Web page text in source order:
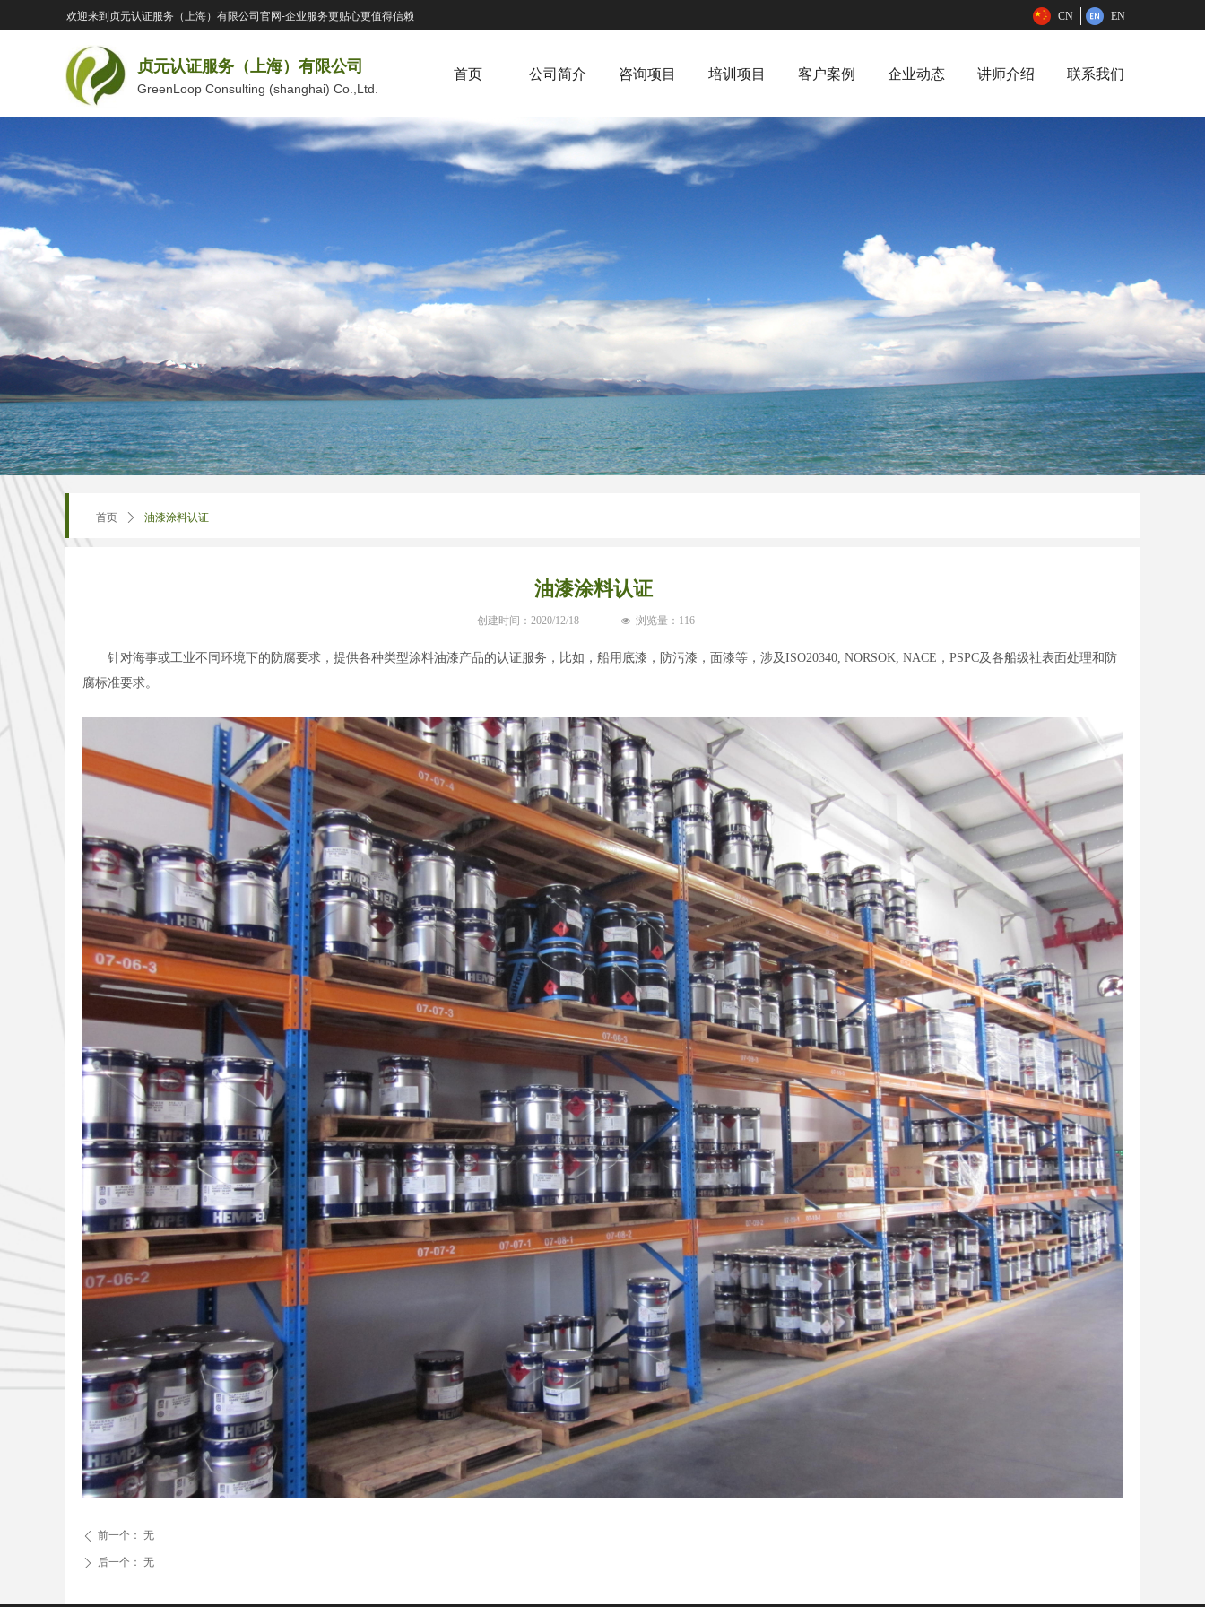
贞元认证服务（上海）有限公司
GreenLoop Consulting (shanghai) Co.,Ltd.
欢迎来到贞元认证服务（上海）有限公司官网-企业服务更贴心更值得信赖 CN EN
首页 公司简介 咨询项目 培训项目 客户案例 企业动态 讲师介绍 联系我们
油漆涂料认证
针对海事或工业不同环境下的防腐要求，提供各种类型涂料油漆产品的认证服务，比如，船用底漆，防污漆，面漆等，涉及ISO20340, NORSOK, NACE，PSPC及各船级社表面处理和防
腐标准要求。
创建时间： 2020/12/18 넶 浏览量： 116
ꄴ 前一个： 无
ꄲ 后一个： 无
首页 ꄲ 油漆涂料认证